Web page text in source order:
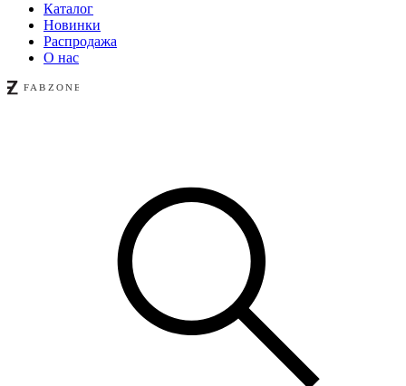
Каталог
Новинки
Распродажа
О нас